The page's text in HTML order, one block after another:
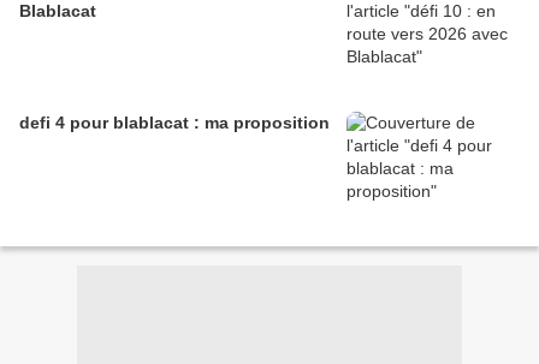
Blablacat
defi 4 pour blablacat : ma proposition